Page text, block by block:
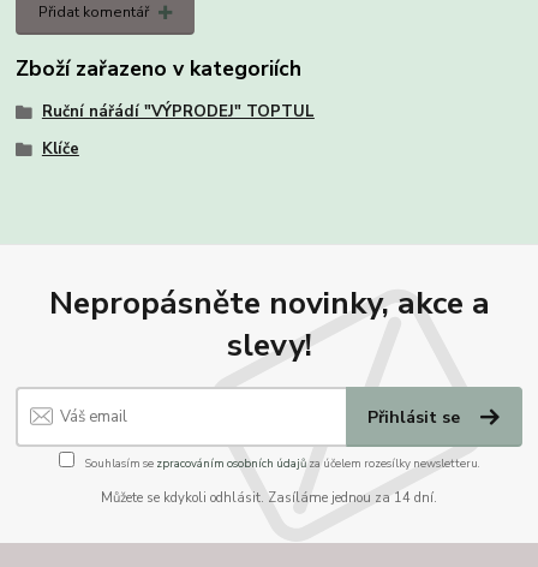
Přidat komentář
Zboží zařazeno v kategoriích
Ruční nářádí "VÝPRODEJ" TOPTUL
Klíče
Nepropásněte novinky, akce a
slevy!
Přihlásit se
Souhlasím se zpracováním osobních údajůza účelem rozesílky newsletteru.
Můžete se kdykoli odhlásit. Zasíláme jednou za 14 dní.